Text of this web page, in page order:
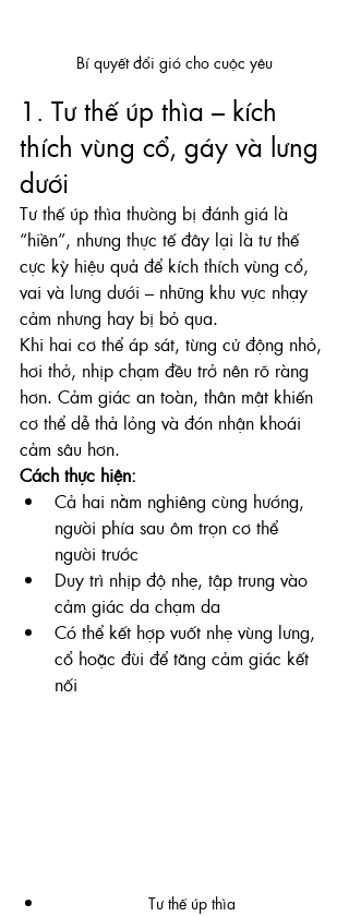
Bí quyết đổi gió cho cuộc yêu
1. Tư thế úp thìa – kích
thích vùng cổ, gáy và lưng
dưới
Tư thế úp thìa thường bị đánh giá là
“hiền”, nhưng thực tế đây lại là tư thế
cực kỳ hiệu quả để kích thích vùng cổ,
vai và lưng dưới – những khu vực nhạy
cảm nhưng hay bị bỏ qua.
Khi hai cơ thể áp sát, từng cử động nhỏ,
hơi thở, nhịp chạm đều trở nên rõ ràng
hơn. Cảm giác an toàn, thân mật khiến
cơ thể dễ thả lỏng và đón nhận khoái
cảm sâu hơn.
Cách thực hiện:
Cả hai nằm nghiêng cùng hướng,
người phía sau ôm trọn cơ thể
người trước
Duy trì nhịp độ nhẹ, tập trung vào
cảm giác da chạm da
Có thể kết hợp vuốt nhẹ vùng lưng,
cổ hoặc đùi để tăng cảm giác kết
nối
Tư thế úp thìa